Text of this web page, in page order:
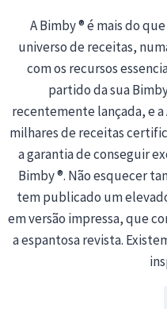
A Bimby ® é mais do
universo de receitas,
com os recursos
partido da sua
recentemente lançada, e a
milhares de receitas
a garantia de conseguir
Bimby ®. Não esquecer
tem publicado um
em versão impressa, que
a espantosa revista.